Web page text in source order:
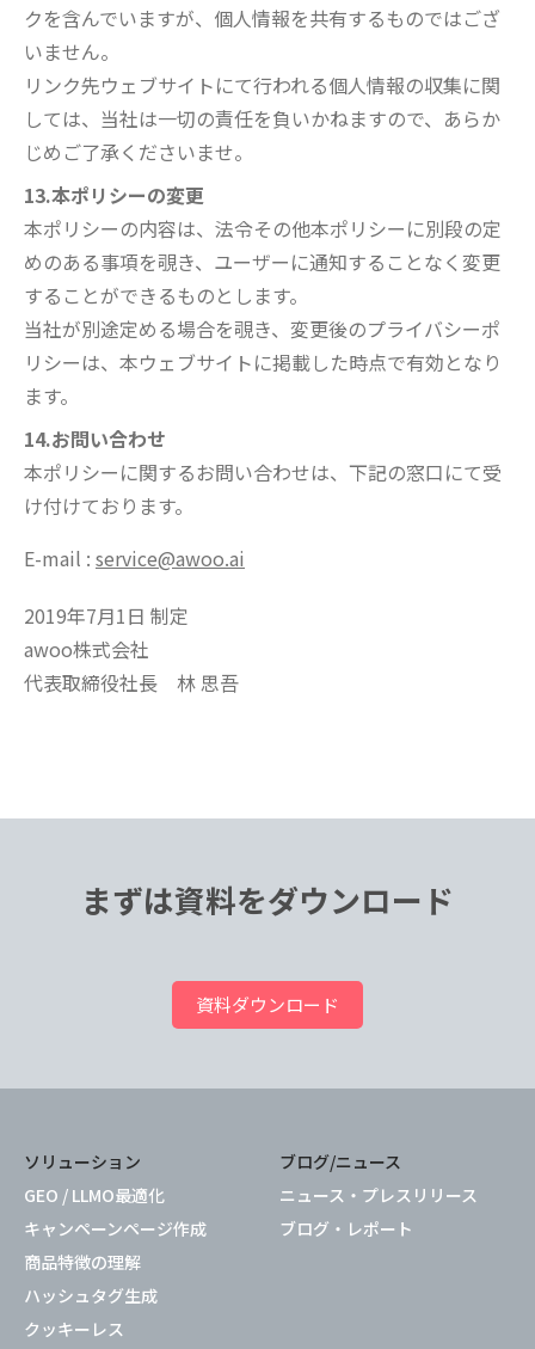
クを含んでいますが、個人情報を共有するものではござ
いません。
リンク先ウェブサイトにて行われる個人情報の収集に関
しては、当社は一切の責任を負いかねますので、あらか
じめご了承くださいませ。
13.本ポリシーの変更
本ポリシーの内容は、法令その他本ポリシーに別段の定
めのある事項を覗き、ユーザーに通知することなく変更
することができるものとします。
当社が別途定める場合を覗き、変更後のプライバシーポ
リシーは、本ウェブサイトに掲載した時点で有効となり
ます。
14.お問い合わせ
本ポリシーに関するお問い合わせは、下記の窓口にて受
け付けております。
E-mail : service@awoo.ai
2019年7月1日 制定
awoo株式会社
代表取締役社長 林 思吾
まずは資料をダウンロード
資料ダウンロード
ソリューション
GEO / LLMO最適化
キャンペーンページ作成
商品特徴の理解
ハッシュタグ生成
クッキーレス
ブログ/ニュース
ニュース・プレスリリース
ブログ・レポート